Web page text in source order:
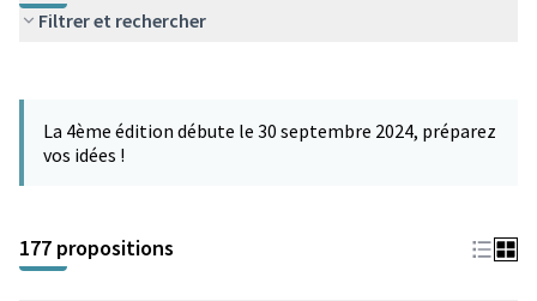
Filtrer et rechercher
−
La 4ème édition débute le 30 septembre 2024, préparez
vos idées !
177 propositions